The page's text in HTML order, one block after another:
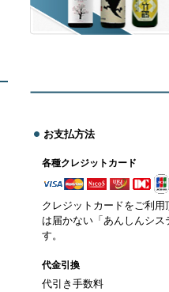
お支払方法
各種クレジットカード
クレジットカードをご利
は届かない「あんしんシ
す。
代金引換
代引き手数料